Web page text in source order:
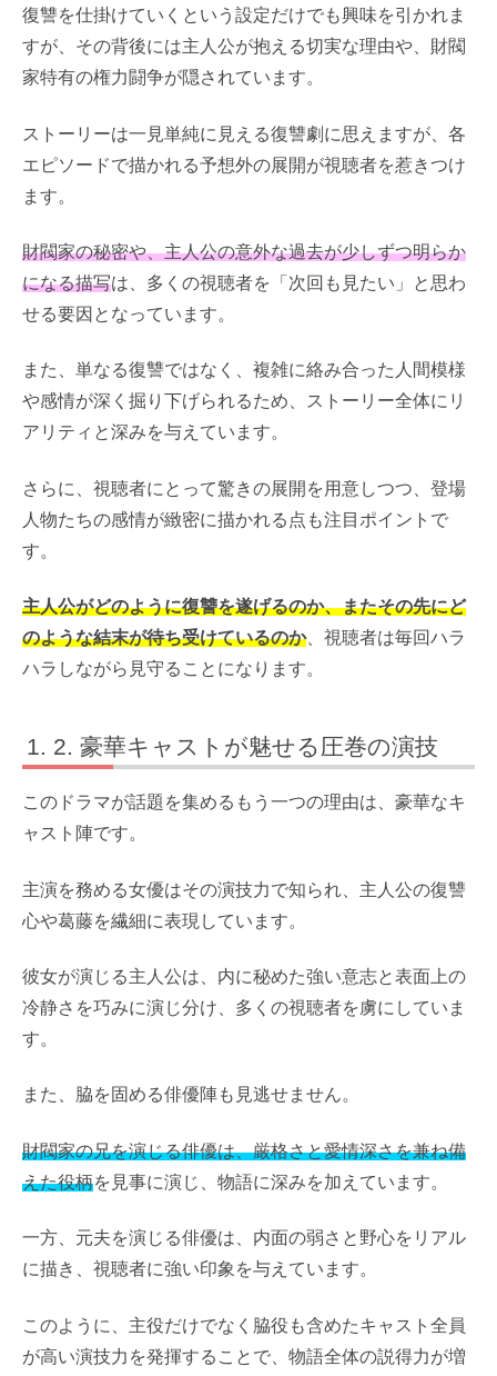
復讐を仕掛けていくという設定だけでも興味を引かれま
すが、その背後には主人公が抱える切実な理由や、財閥
家特有の権力闘争が隠されています。
ストーリーは一見単純に見える復讐劇に思えますが、各
エピソードで描かれる予想外の展開が視聴者を惹きつけ
ます。
財閥家の秘密や、主人公の意外な過去が少しずつ明らか
になる描写は、多くの視聴者を「次回も見たい」と思わ
せる要因となっています。
また、単なる復讐ではなく、複雑に絡み合った人間模様
や感情が深く掘り下げられるため、ストーリー全体にリ
アリティと深みを与えています。
さらに、視聴者にとって驚きの展開を用意しつつ、登場
人物たちの感情が緻密に描かれる点も注目ポイントで
す。
主人公がどのように復讐を遂げるのか、またその先にど
のような結末が待ち受けているのか、視聴者は毎回ハラ
ハラしながら見守ることになります。
2. 豪華キャストが魅せる圧巻の演技
このドラマが話題を集めるもう一つの理由は、豪華なキ
ャスト陣です。
主演を務める女優はその演技力で知られ、主人公の復讐
心や葛藤を繊細に表現しています。
彼女が演じる主人公は、内に秘めた強い意志と表面上の
冷静さを巧みに演じ分け、多くの視聴者を虜にしていま
す。
また、脇を固める俳優陣も見逃せません。
財閥家の兄を演じる俳優は、厳格さと愛情深さを兼ね備
えた役柄を見事に演じ、物語に深みを加えています。
一方、元夫を演じる俳優は、内面の弱さと野心をリアル
に描き、視聴者に強い印象を与えています。
このように、主役だけでなく脇役も含めたキャスト全員
が高い演技力を発揮することで、物語全体の説得力が増